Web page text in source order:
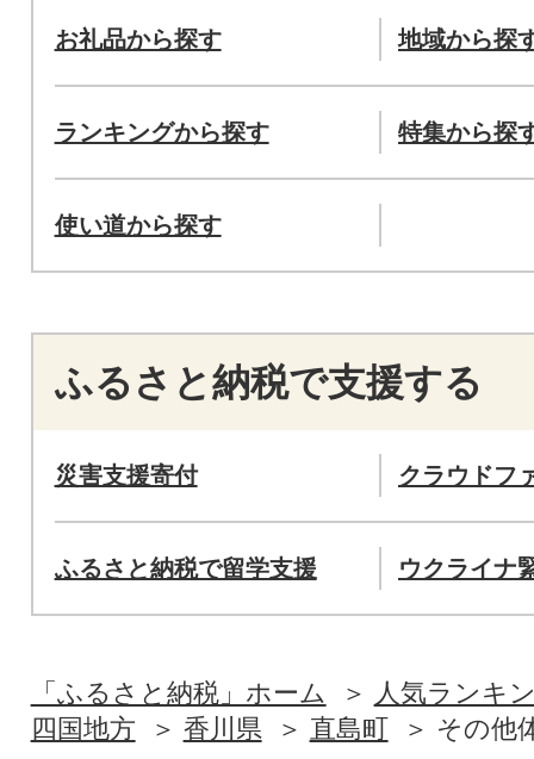
お礼品から探す 地域から探
ランキングから探す 特集から探
使い道から探す
ふるさと納税で支援する
災害支援寄付 クラウドフ
ふるさと納税で留学支援 ウクライナ
「ふるさと納税」ホーム
人気ランキ
四国地方
香川県 直島町 その他